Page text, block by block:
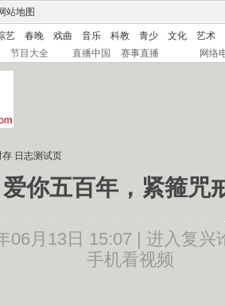
站地图
艺 春晚 戏曲 音乐 科教 青少 文化
艺术
节目大全 直播中国 赛事直播 网络
存 日志测试页
爱你五百年，紧箍咒
06月13日 15:07 | 进入复兴
手机看视频